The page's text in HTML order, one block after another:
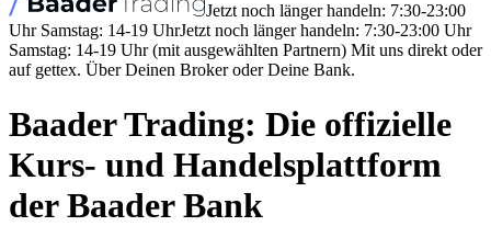
Jetzt noch länger handeln: 7:30-23:00
Uhr Samstag: 14-19 UhrJetzt noch länger handeln: 7:30-23:00 Uhr
Samstag: 14-19 Uhr (mit ausgewählten Partnern) Mit uns direkt oder
auf gettex. Über Deinen Broker oder Deine Bank.
Baader Trading: Die offizielle
Kurs- und Handelsplattform
der Baader Bank